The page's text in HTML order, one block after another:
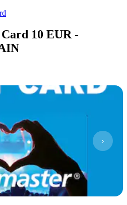
10 EUR -